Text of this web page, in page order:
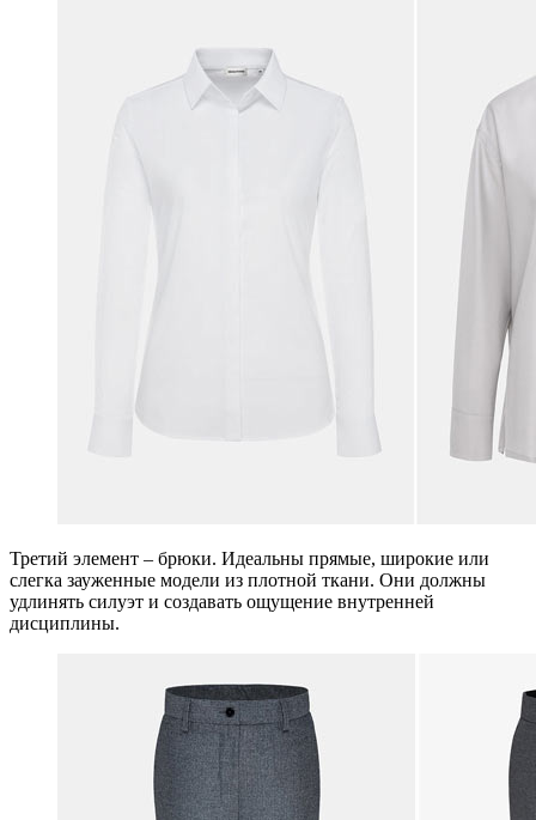
Третий элемент – брюки. Идеальны прямые, широкие или
слегка зауженные модели из плотной ткани. Они должны
удлинять силуэт и создавать ощущение внутренней
дисциплины.